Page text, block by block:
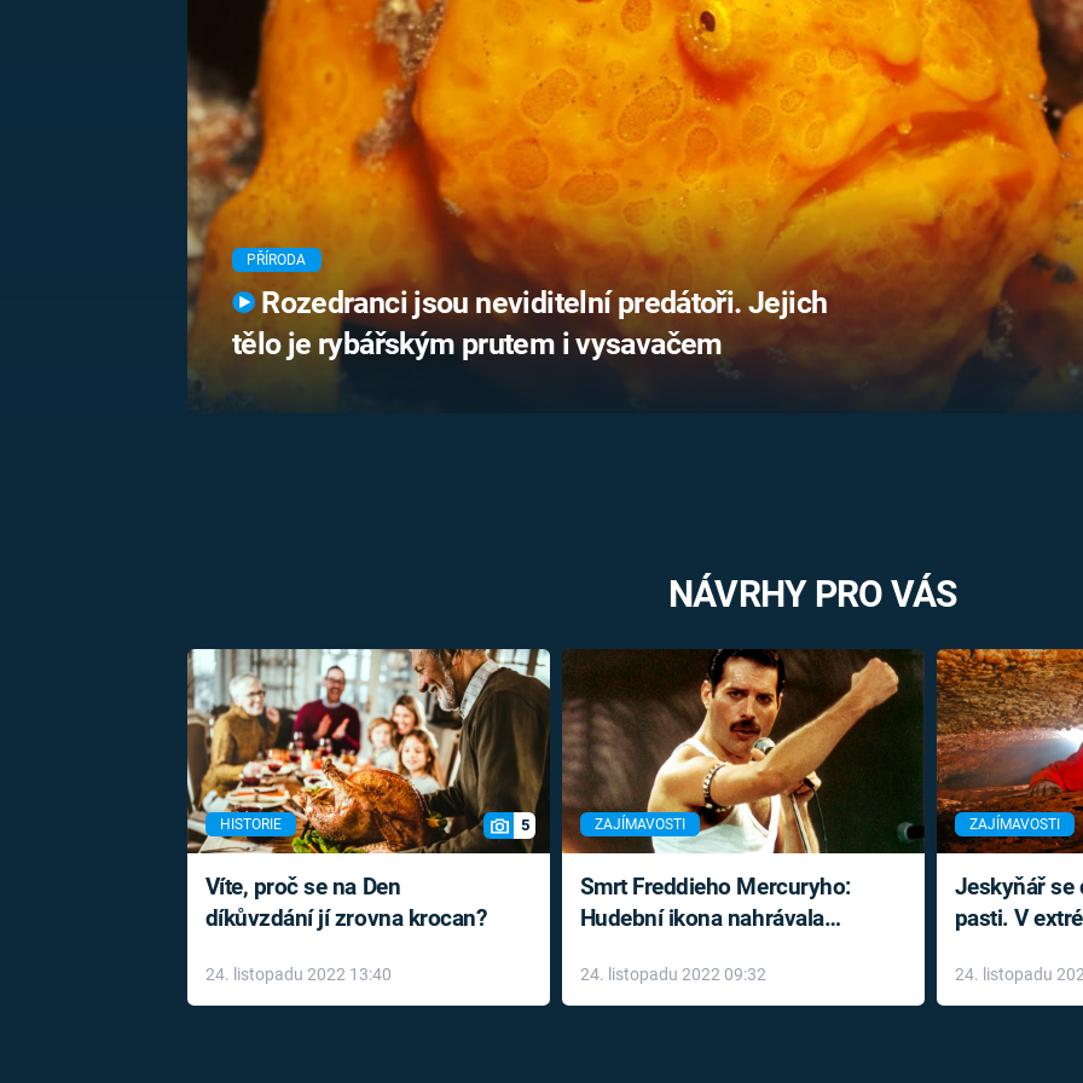
MARIE TEREZIE
NAPOLEON
BONAPARTE
BRITSKÁ
KRÁLOVSKÁ
RODINA
UFO A
MIMOZEMŠŤANÉ
UTAJENÉ PŘÍBĚHY
ČESKÝCH DĚJIN
ALTERNATIVNÍ
HISTORIE
FILMY
HORORY
REALITA
OPTICKÉ
KLAMY
PŘÍRODA
Rozedranci jsou neviditelní predátoři. Jejich
tělo je rybářským prutem i vysavačem
NÁVRHY PRO VÁS
HISTORIE 5
Víte, proč se na Den
díkůvzdání jí zrovna krocan?
24. listopadu 2022 13:40
ZAJÍMAVOSTI
Smrt Freddieho Mercuryho:
Hudební ikona nahrávala
léky
24. listopadu 2022 09:32
ZAJÍMAVOSTI
Jeskyňář se
pasti. V
24. listopadu